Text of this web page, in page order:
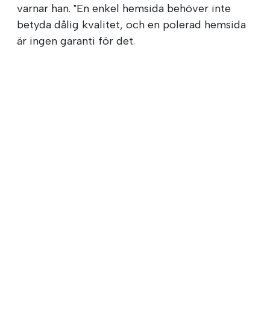
varnar han. "En enkel hemsida behöver inte
betyda dålig kvalitet, och en polerad hemsida
är ingen garanti för det.